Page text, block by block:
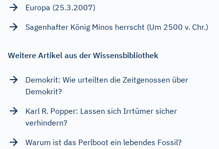
Europa (25.3.2007)
Sagenhafter König Minos herrscht (Um 2500 v. Chr.)
Weitere Artikel aus der Wissensbibliothek
Demokrit: Wie urteilten die Zeitgenossen über
Demokrit?
Karl R. Popper: Lassen sich Irrtümer sicher
verhindern?
Warum ist das Perlboot ein lebendes Fossil?